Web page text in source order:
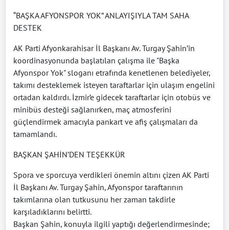
“BAŞKA AFYONSPOR YOK” ANLAYIŞIYLA TAM SAHA
DESTEK
AK Parti Afyonkarahisar İl Başkanı Av. Turgay Şahin’in
koordinasyonunda başlatılan çalışma ile "Başka
Afyonspor Yok" sloganı etrafında kenetlenen belediyeler,
takımı desteklemek isteyen taraftarlar için ulaşım engelini
ortadan kaldırdı. İzmir’e gidecek taraftarlar için otobüs ve
minibüs desteği sağlanırken, maç atmosferini
güçlendirmek amacıyla pankart ve afiş çalışmaları da
tamamlandı.
BAŞKAN ŞAHİN’DEN TEŞEKKÜR
Spora ve sporcuya verdikleri önemin altını çizen AK Parti
İl Başkanı Av. Turgay Şahin, Afyonspor taraftarının
takımlarına olan tutkusunu her zaman takdirle
karşıladıklarını belirtti.
Başkan Şahin, konuyla ilgili yaptığı değerlendirmesinde;